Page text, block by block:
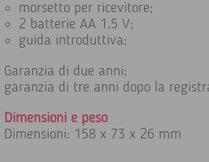
morsetto per ricevitore;
2 batterie AA 1,5 V;
guida introduttiva;
Garanzia di due anni;
garanzia di tre anni dopo la
Dimensioni e peso
Dimensioni: 158 x 73 x 26 mm